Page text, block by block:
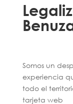
Somos un
experiencia
todo el
tarjeta web